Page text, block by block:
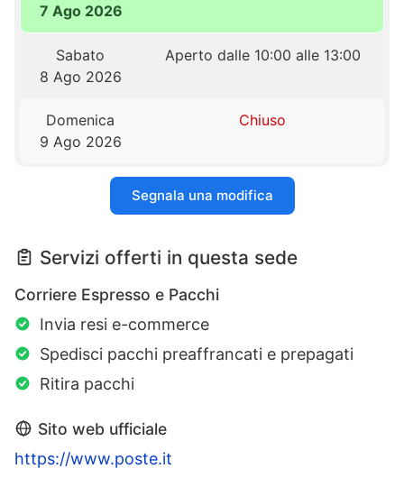
7 Ago 2026
Sabato
8 Ago 2026
Aperto dalle 10:00 alle 13:00
Domenica
9 Ago 2026
Chiuso
Segnala una modifica
Servizi offerti in questa sede
Corriere Espresso e Pacchi
Invia resi e-commerce
Spedisci pacchi preaffrancati e prepagati
Ritira pacchi
Sito web ufficiale
https://www.poste.it